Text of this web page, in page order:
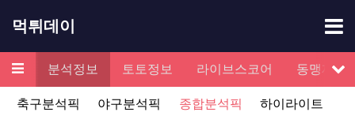
먹튀데이
메뉴
증 분석정보 토토정보 라이브스코어
동맹제휴
축구분석픽
야구분석픽 종합분석픽 하이라이트